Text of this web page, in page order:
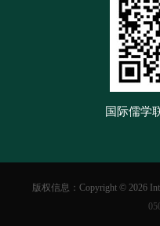
国际儒学
版权信息：Copyright © 2026